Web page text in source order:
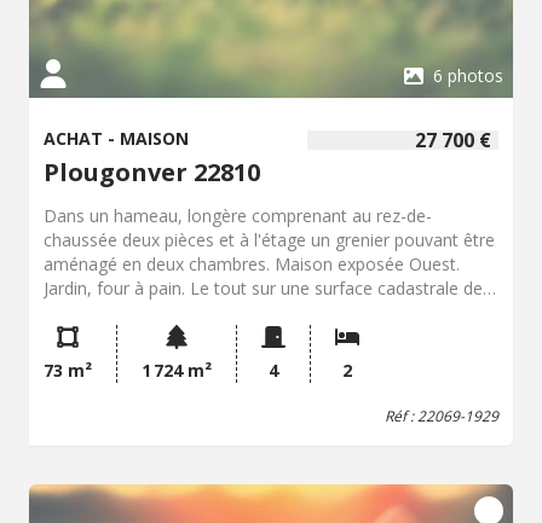
6 photos
27 700 €
ACHAT - MAISON
Plougonver 22810
Dans un hameau, longère comprenant au rez-de-
chaussée deux pièces et à l'étage un grenier pouvant être
aménagé en deux chambres. Maison exposée Ouest.
Jardin, four à pain. Le tout sur une surface cadastrale de 1
73 m² 1 724 m² 4 2
Réf : 22069-1929